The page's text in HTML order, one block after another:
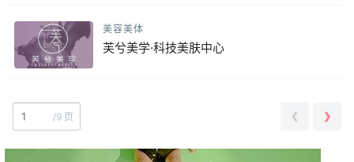
美容美体
芙兮美学·科技美肤中心
/9 页 ❮ ❯